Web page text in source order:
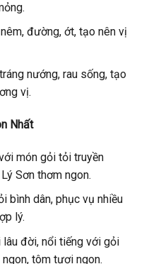
đường, ớt, tạo nên vị
nướng, rau sống, tạo
vị.
Nhất
món gỏi tỏi truyền
Sơn thơm ngon.
bình dân, phục vụ nhiều
lý.
đời, nổi tiếng với gỏi
tôm tươi ngon.